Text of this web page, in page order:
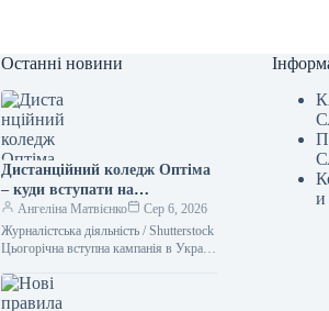
Останні новини
Дистанційний коледж Оптіма
– куди вступати на
журналістику після дев’ятого
класу
Ангеліна Матвієнко
Сер 6, 2026
Журналістська діяльність / Shutterstock
Цьогорічна вступна кампанія в Україні
популярних напрямків серед
потенційних студентів. Аби…
и